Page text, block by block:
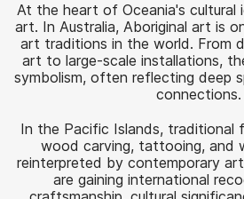
At the heart of Oceania's cultural
art. In Australia, Aboriginal art is
art traditions in the world. From
art to large-scale installations,
symbolism, often reflecting deep
connections.
In the Pacific Islands, traditional
wood carving, tattooing, and
reinterpreted by contemporary
are gaining international